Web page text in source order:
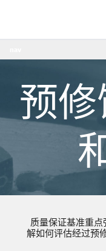
预
质量保证基准重
解如何评估经过预